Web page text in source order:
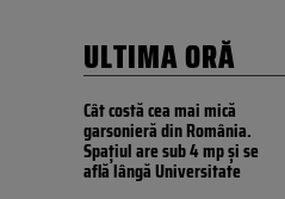
ULTIMA ORĂ
Cât costă cea mai mică
garsonieră din România.
Spațiul are sub 4 mp și se
află lângă Universitate